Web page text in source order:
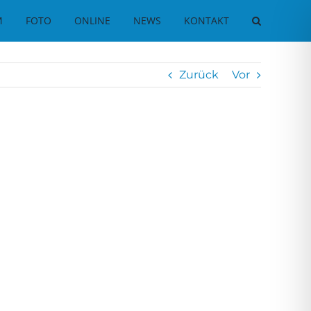
FOTO ONLINE NEWS KONTAKT
Zurück Vor